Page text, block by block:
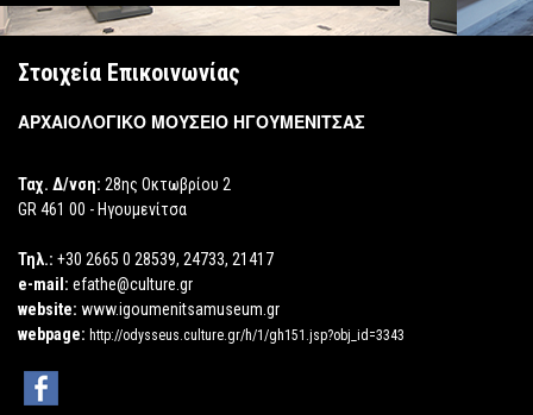
Στοιχεία Επικοινωνίας
ΑΡΧΑΙΟΛΟΓΙΚΟ ΜΟΥΣΕΙΟ ΗΓΟΥΜΕΝΙΤΣΑΣ
Ταχ. Δ/νση: 28ης Οκτωβρίου 2
GR 461 00 - Ηγουμενίτσα
Τηλ.: +30 2665 0 28539, 24733, 21417
e-mail: efathe@culture.gr
website: www.igoumenitsamuseum.gr
webpage: http://odysseus.culture.gr/h/1/gh151.jsp?obj_id=3343